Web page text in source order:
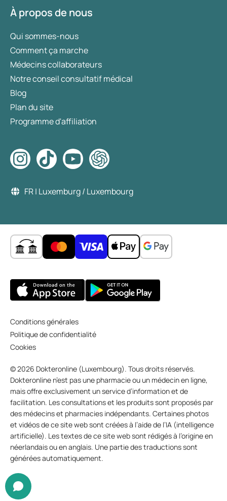
À propos de nous
Qui sommes-nous
Comment ça marche
Médecins collaborateurs
Notre conseil consultatif médical
Blog
Plan du site
Programme d'affiliation
FR | Luxemburg / Luxembourg
Conditions générales
Politique de confidentialité
Cookies
© 2026 Dokteronline (Luxembourg). Tous droits réservés.
Dokteronline n’est pas une pharmacie ou un médecin en ligne,
mais offre exclusivement un service d’information et de
facilitation. Les consultations et les produits sont proposés par
des médecins et pharmacies indépendants. Certaines photos
et vidéos de ce site web sont créées à l’aide de l’IA (intelligence
artificielle). Les textes de ce site web sont rédigés à l’origine en
néerlandais ou en anglais. Une partie des traductions sont
générées automatiquement.